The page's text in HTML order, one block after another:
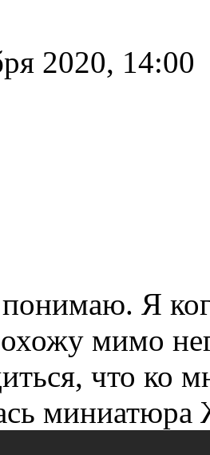
2020, 14:00
Я
мимо
что ко
миниатюра